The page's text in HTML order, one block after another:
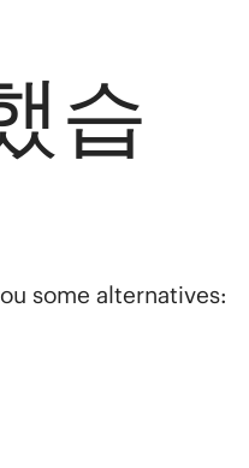
습
some alternatives: